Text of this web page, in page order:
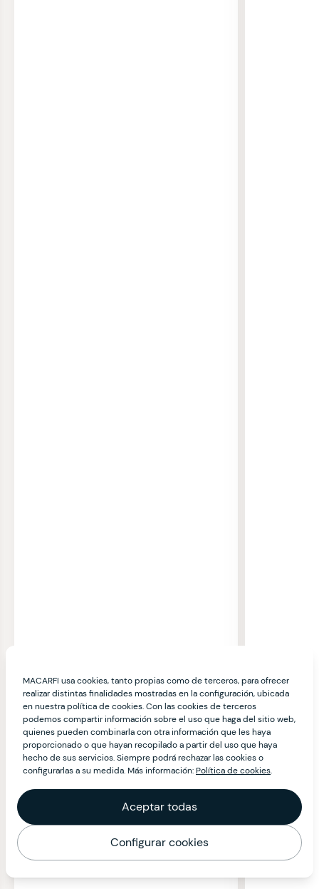
MACARFI usa cookies, tanto propias como de terceros, para ofrecer
realizar distintas finalidades mostradas en la configuración, ubicada
en nuestra política de cookies. Con las cookies de terceros
podemos compartir información sobre el uso que haga del sitio web,
quienes pueden combinarla con otra información que les haya
proporcionado o que hayan recopilado a partir del uso que haya
hecho de sus servicios. Siempre podrá rechazar las cookies o
configurarlas a su medida. Más información:Política de cookies.
Aceptar todas
Configurar cookies